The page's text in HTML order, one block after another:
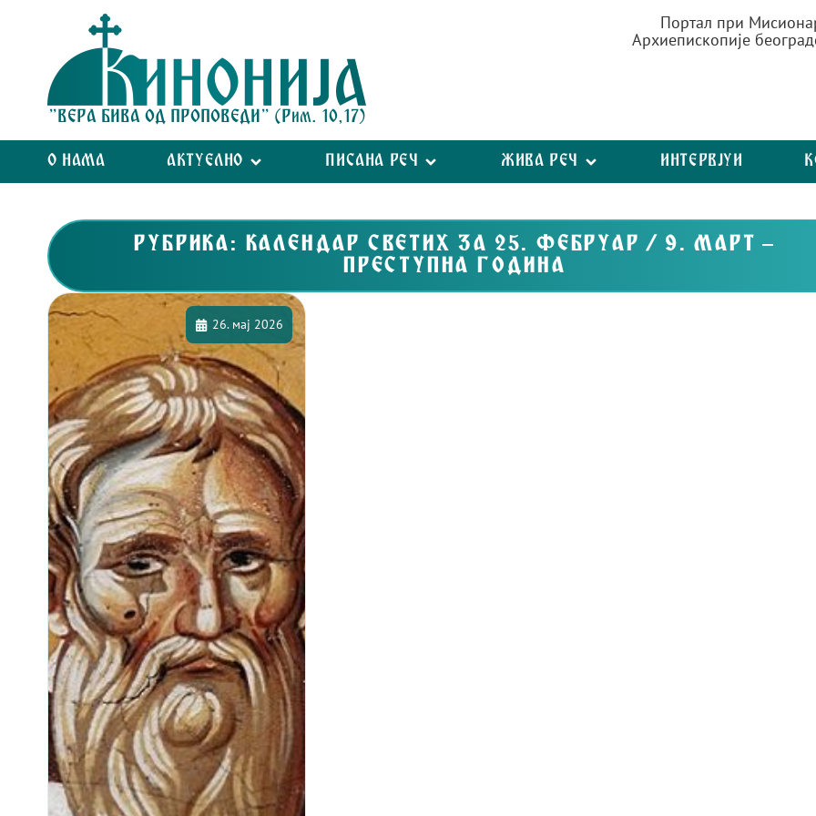
"ВЕРА БИВА ОД ПРОПОВЕДИ" (Рим. 10,17)
Портал при
Архиепископије
О НАМА АКТУЕЛНО ПИСАНА РЕЧ ЖИВА РЕЧ ИНТЕРВЈУИ
РУБРИКА: КАЛЕНДАР СВЕТИХ ЗА 25. ФЕБРУАР / 9. МАРТ –
ПРЕСТУПНА ГОДИНА
26. мај 2026